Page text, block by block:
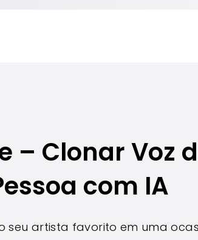
– Clonar Voz
com IA
artista favorito em uma